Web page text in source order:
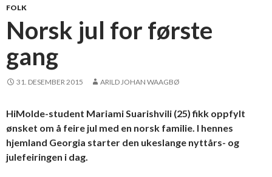
FOLK
Norsk jul for første
gang
31. DESEMBER 2015 ARILD JOHAN WAAGBØ
HiMolde-student Mariami Suarishvili (25) fikk oppfylt
ønsket om å feire jul med en norsk familie. I hennes
hjemland Georgia starter den ukeslange nyttårs- og
julefeiringen i dag.